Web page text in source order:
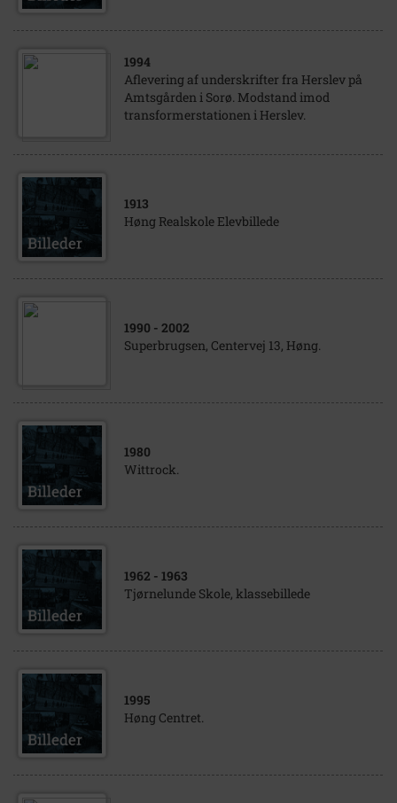
1994
Aflevering af underskrifter fra Herslev på
Amtsgården i Sorø. Modstand imod
transformerstationen i Herslev.
1913
Høng Realskole Elevbillede
1990 - 2002
Superbrugsen, Centervej 13, Høng.
1980
Wittrock.
1962 - 1963
Tjørnelunde Skole, klassebillede
1995
Høng Centret.